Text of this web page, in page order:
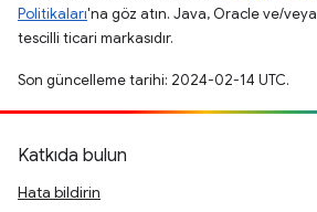
Politikaları'na göz atın. Java, Oracle ve/veya
tescilli ticari markasıdır.
Son güncelleme tarihi: 2024-02-14 UTC.
Katkıda bulun
Hata bildirin